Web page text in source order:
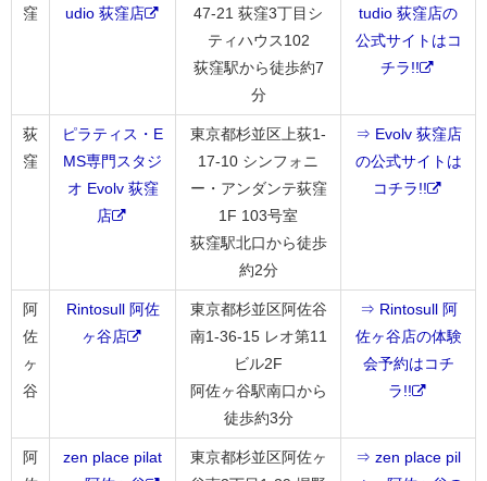
窪
udio 荻窪店
47-21 荻窪3丁目シ
ティハウス102
荻窪駅から徒歩約7
分
tudio 荻窪店の
公式サイトはコ
チラ!!
荻
窪
ピラティス・E
MS専門スタジ
オ Evolv 荻窪
店
東京都杉並区上荻1-
17-10 シンフォニ
ー・アンダンテ荻窪
1F 103号室
荻窪駅北口から徒歩
約2分
⇒ Evolv 荻窪店
の公式サイトは
コチラ!!
阿
佐
ヶ
谷
Rintosull 阿佐
ヶ谷店
東京都杉並区阿佐谷
南1-36-15 レオ第11
ビル2F
阿佐ヶ谷駅南口から
徒歩約3分
⇒ Rintosull 阿
佐ヶ谷店の体験
会予約はコチ
ラ!!
阿
zen place pilat
東京都杉並区阿佐ヶ
⇒ zen place pil